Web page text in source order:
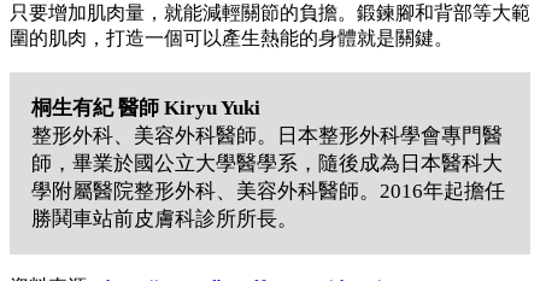
只要增加肌肉量，就能減輕關節的負擔。鍛鍊腳和背部等大範
圍的肌肉，打造一個可以產生熱能的身體就是關鍵。
桐生有紀 醫師 Kiryu Yuki
整形外科、美容外科醫師。日本整形外科學會專門醫
師，畢業於國公立大學醫學系，隨後成為日本醫科大
學附屬醫院整形外科、美容外科醫師。2016年起擔任
勝鬨車站前皮膚科診所所長。